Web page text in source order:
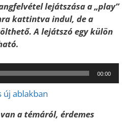
lejátszása a „play”
kattintva indul, de a
A lejátszó egy külön
00:00
új ablakban
a témáról, érdemes